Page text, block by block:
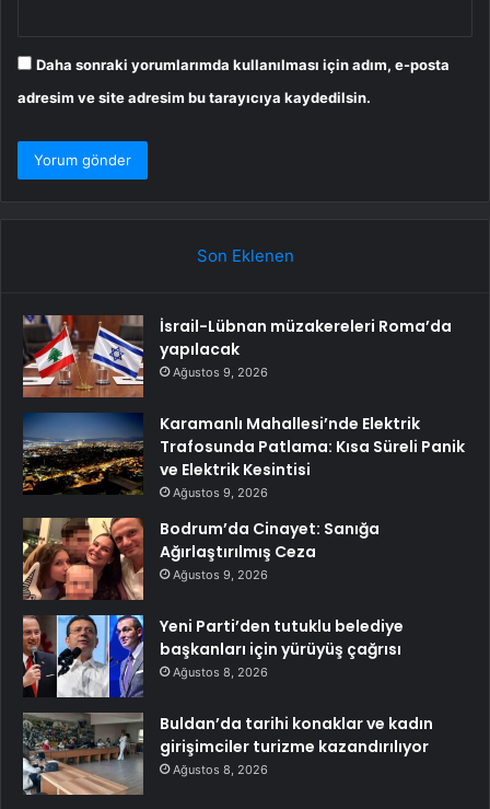
Daha sonraki yorumlarımda kullanılması için adım, e-posta
adresim ve site adresim bu tarayıcıya kaydedilsin.
Son Eklenen
İsrail-Lübnan müzakereleri Roma’da
yapılacak
Ağustos 9, 2026
Karamanlı Mahallesi’nde Elektrik
Trafosunda Patlama: Kısa Süreli Panik
ve Elektrik Kesintisi
Ağustos 9, 2026
Bodrum’da Cinayet: Sanığa
Ağırlaştırılmış Ceza
Ağustos 9, 2026
Yeni Parti’den tutuklu belediye
başkanları için yürüyüş çağrısı
Ağustos 8, 2026
Buldan’da tarihi konaklar ve kadın
girişimciler turizme kazandırılıyor
Ağustos 8, 2026